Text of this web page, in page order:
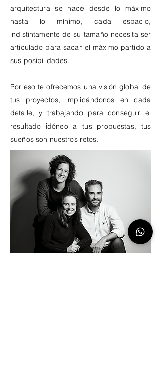
arquitectura se hace desde lo máximo
hasta lo mínimo, cada espacio,
indistintamente de su tamaño necesita ser
articulado para sacar el máximo partido a
sus posibilidades.
Por eso te ofrecemos una visión global de
tus proyectos, implicándonos en cada
detalle, y trabajando para conseguir el
resultado idóneo a tus propuestas, tus
sueños son nuestros retos.